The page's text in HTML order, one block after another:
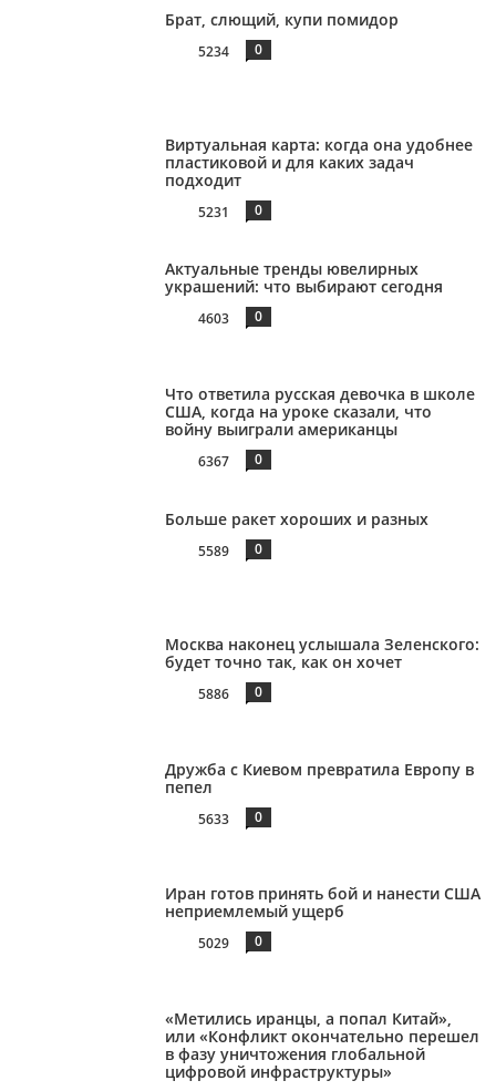
Брат, слющий, купи помидор
5234 0
Виртуальная карта: когда она удобнее
пластиковой и для каких задач
подходит
5231 0
Актуальные тренды ювелирных
украшений: что выбирают сегодня
4603 0
Что ответила русская девочка в школе
США, когда на уроке сказали, что
войну выиграли американцы
6367 0
Больше ракет хороших и разных
5589 0
Москва наконец услышала Зеленского:
будет точно так, как он хочет
5886 0
Дружба с Киевом превратила Европу в
пепел
5633 0
Иран готов принять бой и нанести США
неприемлемый ущерб
5029 0
«Метились иранцы, а попал Китай»,
или «Конфликт окончательно перешел
в фазу уничтожения глобальной
цифровой инфраструктуры»